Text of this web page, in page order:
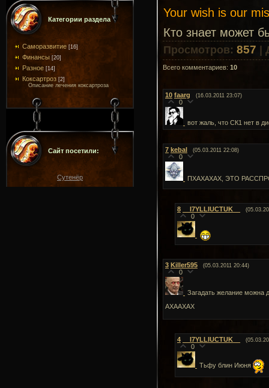
Категории раздела
Саморазвитие [16]
Финансы [20]
Разное [14]
Коксартроз [2]
Описание лечения коксартроза
Сайт посетили:
Сутенёр
Your wish is our
Кто знает может
Просмотров: 857
Всего комментариев: 10
10 faarg (16.03.2011 23:07)
0
вот жаль, что СК1 нет в
7 kebal (05.03.2011 22:08)
0
ПХАХАХАХ, ЭТО
8 __I7YLLIUCTUK__
0
3 Killer595 (05.03.2011 20:44)
0
Загадать желание можна
АХААХАХ
4 __I7YLLIUCTUK__
0
Тьфу блин Июня